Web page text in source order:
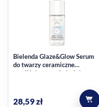
Bielenda Glaze&Glow Serum
do twarzy ceramiczne
nawilżająco-rozświetlające
28,59zł